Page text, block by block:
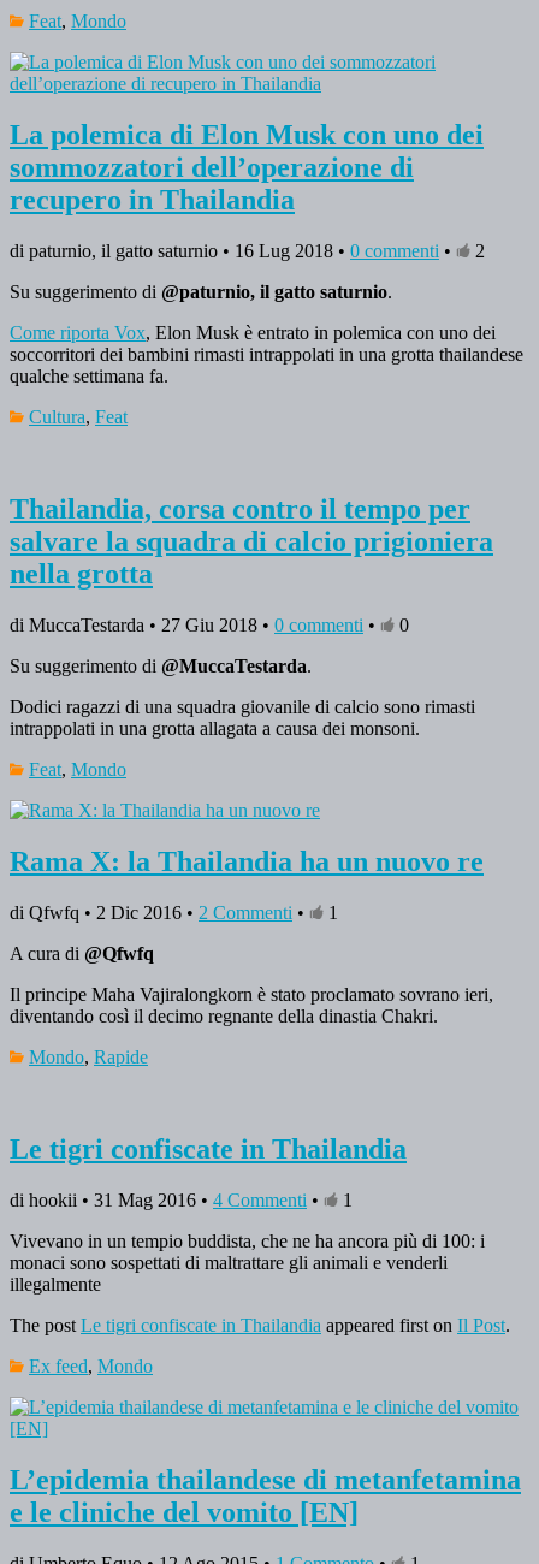
Feat, Mondo
La polemica di Elon Musk con uno dei
sommozzatori dell’operazione di
recupero in Thailandia
di paturnio, il gatto saturnio • 16 Lug 2018 • 0 commenti •
2
Su suggerimento di @paturnio, il gatto saturnio.
Come riporta Vox, Elon Musk è entrato in polemica con uno dei
soccorritori dei bambini rimasti intrappolati in una grotta thailandese
qualche settimana fa.
Cultura, Feat
Thailandia, corsa contro il tempo per
salvare la squadra di calcio prigioniera
nella grotta
di MuccaTestarda • 27 Giu 2018 • 0 commenti •
0
Su suggerimento di @MuccaTestarda.
Dodici ragazzi di una squadra giovanile di calcio sono rimasti
intrappolati in una grotta allagata a causa dei monsoni.
Feat, Mondo
Rama X: la Thailandia ha un nuovo re
di Qfwfq • 2 Dic 2016 • 2 Commenti •
1
A cura di @Qfwfq
Il principe Maha Vajiralongkorn è stato proclamato sovrano ieri,
diventando così il decimo regnante della dinastia Chakri.
Mondo, Rapide
Le tigri confiscate in Thailandia
di hookii • 31 Mag 2016 • 4 Commenti •
1
Vivevano in un tempio buddista, che ne ha ancora più di 100: i
monaci sono sospettati di maltrattare gli animali e venderli
illegalmente
The post Le tigri confiscate in Thailandia appeared first on Il Post.
Ex feed, Mondo
L’epidemia thailandese di metanfetamina
e le cliniche del vomito [EN]